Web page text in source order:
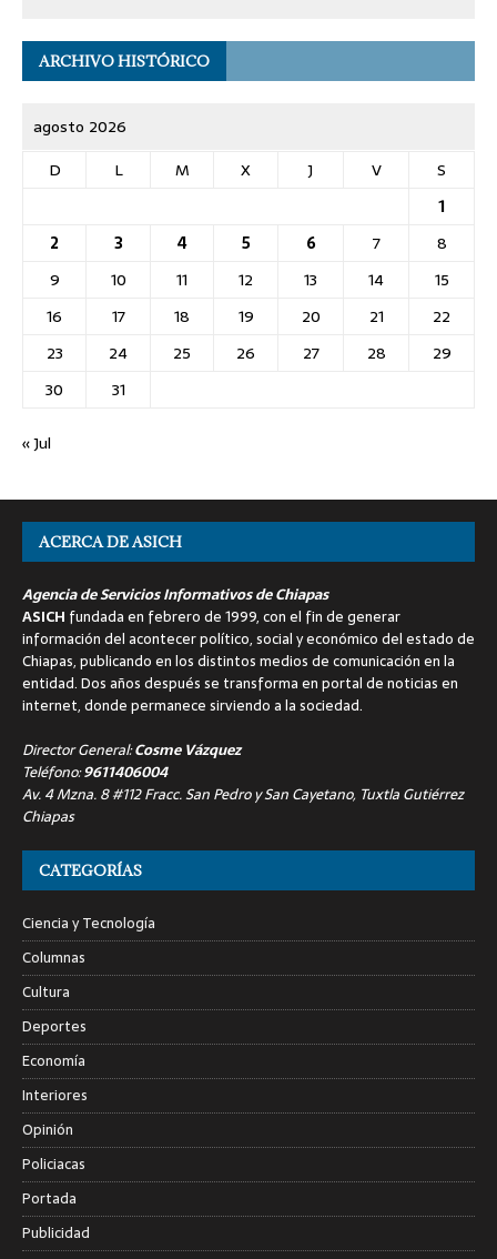
ARCHIVO HISTÓRICO
agosto 2026
D
L M X J V
S
1
2
3 4 5 6 7
8
9
10 11 12 13 14
15
16
17 18 19 20 21
22
23
24 25 26 27 28
29
30
31
« Jul
ACERCA DE ASICH
Agencia de Servicios Informativos de Chiapas
ASICH fundada en febrero de 1999, con el fin de generar
información del acontecer político, social y económico del estado de
Chiapas, publicando en los distintos medios de comunicación en la
entidad. Dos años después se transforma en portal de noticias en
internet, donde permanece sirviendo a la sociedad.
Director General:Cosme Vázquez
Teléfono:9611406004
Av. 4 Mzna. 8 #112 Fracc. San Pedro y San Cayetano, Tuxtla Gutiérrez
Chiapas
CATEGORÍAS
Ciencia y Tecnología
Columnas
Cultura
Deportes
Economía
Interiores
Opinión
Policiacas
Portada
Publicidad